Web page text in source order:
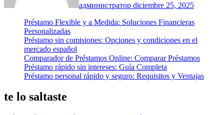
администратор diciembre 25, 2025
Préstamo Flexible y a Medida: Soluciones Financieras
Personalizadas
Préstamo sin comisiones: Opciones y condiciones en el
mercado español
Comparador de Préstamos Online: Comparar Préstamos
Préstamo rápido sin intereses: Guía Completa
Préstamo personal rápido y seguro: Requisitos y Ventajas
te lo saltaste